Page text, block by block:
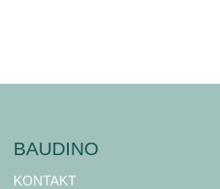
BAUDINO
KONTAKT